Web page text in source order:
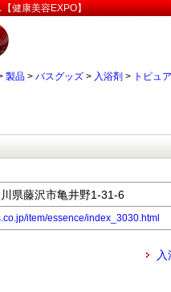
健康美容EXPO】
製品 > バスグッズ > 入浴剤 > トピュ
県藤沢市亀井野1-31-6
item/essence/index_3030.html